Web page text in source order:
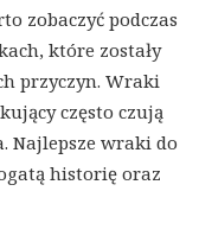
zobaczyć podczas
które zostały
przyczyn. Wraki
często czują
Najlepsze wraki do
historię oraz